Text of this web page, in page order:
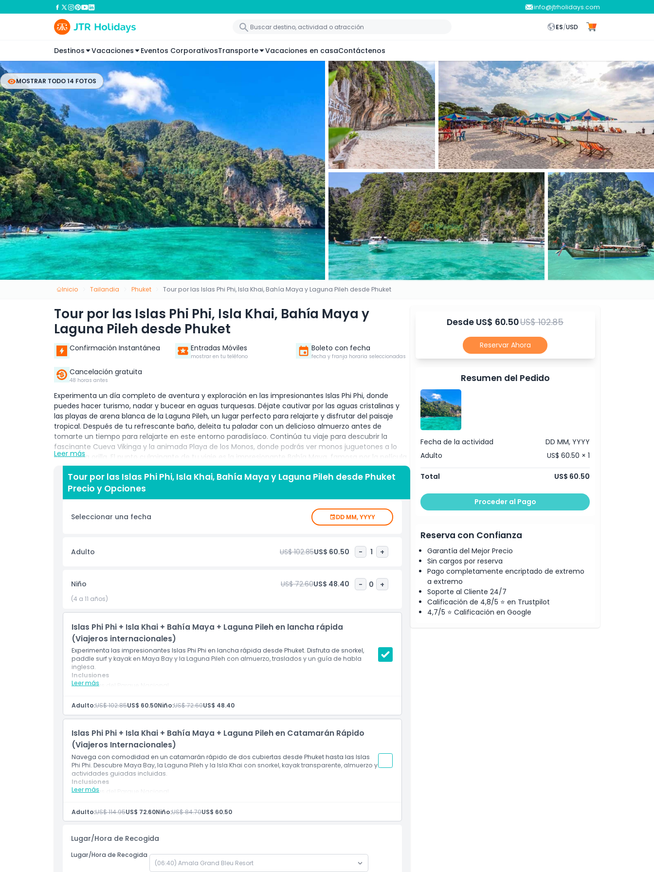
info@jtrholidays.com
ES/USD
Destinos Vacaciones Eventos CorporativosTransporte Vacaciones en casaContáctenos
MOSTRAR TODO 14 FOTOS
Inicio Tailandia Phuket Tour por las Islas Phi Phi, Isla Khai, Bahía Maya y Laguna Pileh desde Phuket
Tour por las Islas Phi Phi, Isla Khai, Bahía Maya y
Laguna Pileh desde Phuket
Confirmación Instantánea Entradas Móviles
mostrar en tu teléfono
Boleto con fecha
fecha y franja horaria seleccionadas
Cancelación gratuita
48 horas antes
Experimenta un día completo de aventura y exploración en las impresionantes Islas Phi Phi, donde
puedes hacer turismo, nadar y bucear en aguas turquesas. Déjate cautivar por las aguas cristalinas y
las playas de arena blanca de la Laguna Pileh, un lugar perfecto para relajarte y disfrutar del paisaje
tropical. Después de tu refrescante baño, deleita tu paladar con un delicioso almuerzo antes de
tomarte un tiempo para relajarte en este entorno paradisíaco. Continúa tu viaje para descubrir la
fascinante Cueva Vikinga y la animada Playa de los Monos, donde podrás ver monos juguetones a lo
largo de la orilla. El punto culminante de tu viaje es la impresionante Bahía Maya, famosa por la película
“La Playa”, donde acantilados dramáticos se elevan sobre aguas cristalinas, creando una vista
inolvidable. Termina tu día en la tropical Isla Khai, conocida por su vibrante vida marina, coloridos
arrecifes de coral y suaves playas de arena blanca perfectas para practicar snorkel o simplemente
relajarte junto al mar. Esta excursión de un día a las Islas Phi Phi promete una mezcla perfecta de
Política para Niños y Adultos
Hora de Recogida / Hora de Entrega
No Adecuado Para
Cosas a Saber
Ubicación
Política de Cancelación
Leer más
Tour por las Islas Phi Phi, Isla Khai, Bahía Maya y Laguna Pileh desde Phuket
Precio y Opciones
Seleccionar una fecha DD MM, YYYY
Adulto US$ 102.85US$ 60.50 - 1 +
Niño US$ 72.60US$ 48.40 - 0 +
(4 a 11 años)
Islas Phi Phi + Isla Khai + Bahía Maya + Laguna Pileh en lancha rápida
(Viajeros internacionales)
Experimenta las impresionantes Islas Phi Phi en lancha rápida desde Phuket. Disfruta de snorkel,
paddle surf y kayak en Maya Bay y la Laguna Pileh con almuerzo, traslados y un guía de habla
inglesa.
Leer más
Inclusiones
Tarifas del Parque Nacional
Guía experto local
Almuerzo
Entrada
Café y té
Agua y refrescos
Aperitivos y comida para picar
Paseo en bote
Traslados compartidos (ida y vuelta)
Equipo de kayak
Adulto:US$ 102.85US$ 60.50Niño:US$ 72.60US$ 48.40
Islas Phi Phi + Isla Khai + Bahía Maya + Laguna Pileh en Catamarán Rápido
(Viajeros Internacionales)
Navega con comodidad en un catamarán rápido de dos cubiertas desde Phuket hasta las Islas
Phi Phi. Descubre Maya Bay, la Laguna Pileh y la Isla Khai con snorkel, kayak transparente, almuerzo y
actividades guiadas incluidas.
Leer más
Inclusiones
Tarifas del Parque Nacional
Guía experto local
Almuerzo
Seguro
Café y té
Agua y refrescos
Aperitivos y comida para picar
Adulto:US$ 114.95US$ 72.60Niño:US$ 84.70US$ 60.50
Lugar/Hora de Recogida
Lugar/Hora de Recogida
Desde US$ 60.50US$ 102.85
Reservar Ahora
Resumen del Pedido
Fecha de la actividad
DD MM, YYYY
Adulto
US$ 60.50 × 1
Total US$ 60.50
Proceder al Pago
Reserva con Confianza
Garantía del Mejor Precio
Sin cargos por reserva
Pago completamente encriptado de extremo
a extremo
Soporte al Cliente 24/7
Calificación de 4,8/5 ⭐ en Trustpilot
4,7/5 ⭐ Calificación en Google